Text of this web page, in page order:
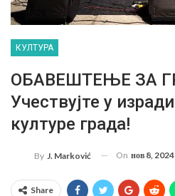
КУЛТУРА
ОБАВЕШТЕЊЕ ЗА
Учествујте у
културе града!
By J. Marković On нов 8, 2024
Share